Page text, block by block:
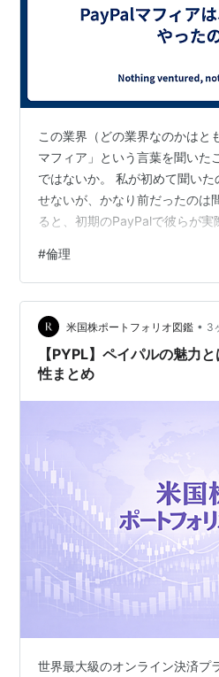
Electronics, Cars, Fashion,
https://www.x.com/
PayPal（公式/英語）
Paypal（公式/日本語）
PayPal Q&A（公式の日本語
http://www.yaroze.jp/
ソフトバンクとペイパルが
ンクグループ株式会社
:外貨換算が必要な場合は
*3:支払いの受け取り総額が
この業界（どの業界なのかはと
マフィア」という言葉を聞いた
ではないか。 私が初めて聞い
せないが、かなり前だったのは
ると、初期のPayPalで彼らが実
名だった。 テスラとスペースX
LinkedInのリード・ホフマン、
リー。元をたどると、みんな
べてみると、そんなにいるのか
そそれぞれ巨大な存在で、マ
は名前を見ない…
#倫理
米国株ポートフォリオ図鑑 • 3
【PYPL】ペイパルの魅力
性まとめ
世界最大級のオンライン決済プ